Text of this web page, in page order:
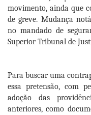
movimento, ainda que
de greve. Mudança
no mandado de
Superior Tribunal de
Para buscar uma
essa pretensão, com
adoção das
anteriores, como